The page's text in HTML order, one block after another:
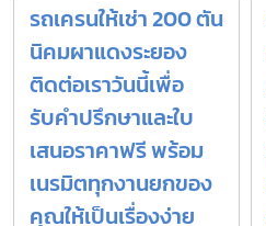
รถเครนให้เช่า 200 ตัน
นิคมผาแดงระยอง
ติดต่อเราวันนี้เพื่อ
รับคำปรึกษาและใบ
เสนอราคาฟรี พร้อม
เนรมิตทุกงานยกของ
คุณให้เป็นเรื่องง่าย